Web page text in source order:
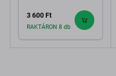
3 600 Ft
RAKTÁRON 8 db